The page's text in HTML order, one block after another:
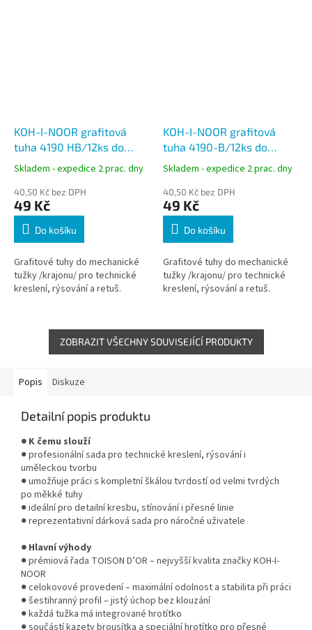
KOH-I-NOOR grafitová
tuha 4190 HB/12ks do
Versatil, tuha 2mm
Skladem - expedice 2 prac. dny
40,50 Kč bez DPH
49 Kč
Do košíku
Grafitové tuhy do mechanické
tužky /krajonu/ pro technické
kreslení, rýsování a retuš.
KOH-I-NOOR grafitová
tuha 4190-B/12ks do
Versatil, tuha 2mm
Skladem - expedice 2 prac. dny
40,50 Kč bez DPH
49 Kč
Do košíku
Grafitové tuhy do mechanické
tužky /krajonu/ pro technické
kreslení, rýsování a retuš.
ZOBRAZIT VŠECHNY SOUVISEJÍCÍ PRODUKTY
Popis Diskuze
Detailní popis produktu
● K čemu slouží
● profesionální sada pro technické kreslení, rýsování i
uměleckou tvorbu
● umožňuje práci s kompletní škálou tvrdostí od velmi tvrdých
po měkké tuhy
● ideální pro detailní kresbu, stínování i přesné linie
● reprezentativní dárková sada pro náročné uživatele
● Hlavní výhody
● prémiová řada TOISON D’OR – nejvyšší kvalita značky KOH-I-
NOOR
● celokovové provedení – maximální odolnost a stabilita při práci
● šestihranný profil – jistý úchop bez klouzání
● každá tužka má integrované hrotítko
● součástí kazety brousítka a speciální hrotítko pro přesné